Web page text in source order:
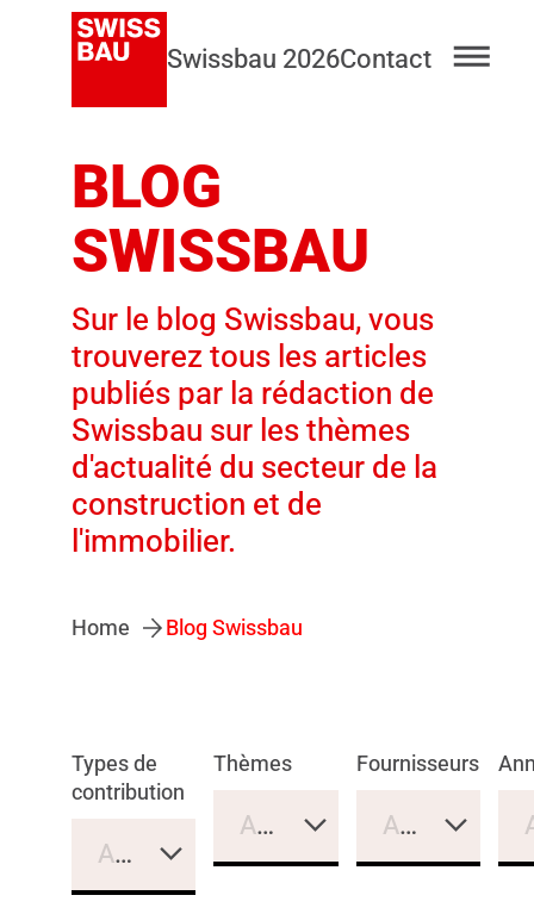
Swissbau 2026Contact
BLOG
SWISSBAU
Sur le blog Swissbau, vous
trouverez tous les articles
publiés par la rédaction de
Swissbau sur les thèmes
d'actualité du secteur de la
construction et de
l'immobilier.
Home Blog Swissbau
Types de
contribution
Aucune sélection
Thèmes
Aucune sélection
Fournisseurs
Aucune